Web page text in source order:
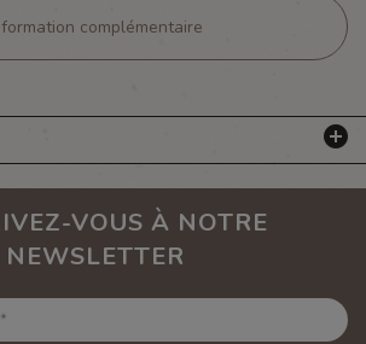
complémentaire
VOUS À NOTRE
NEWSLETTER
*